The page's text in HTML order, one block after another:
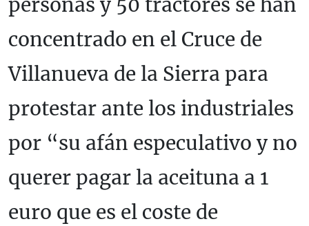
personas y 50 tractores se han
concentrado en el Cruce de
Villanueva de la Sierra para
protestar ante los industriales
por “su afán especulativo y no
querer pagar la aceituna a 1
euro que es el coste de